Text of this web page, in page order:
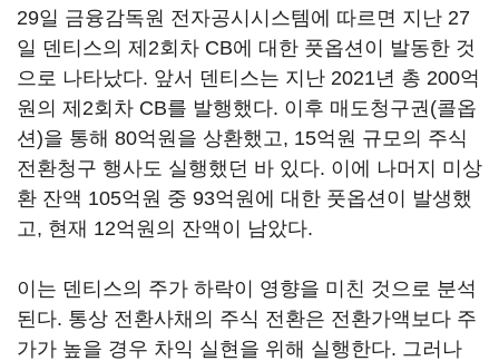
29일 금융감독원 전자공시시스템에 따르면 지난 27
일 덴티스의 제2회차 CB에 대한 풋옵션이 발동한 것
으로 나타났다. 앞서 덴티스는 지난 2021년 총 200억
원의 제2회차 CB를 발행했다. 이후 매도청구권(콜옵
션)을 통해 80억원을 상환했고, 15억원 규모의 주식
전환청구 행사도 실행했던 바 있다. 이에 나머지 미상
환 잔액 105억원 중 93억원에 대한 풋옵션이 발생했
고, 현재 12억원의 잔액이 남았다.
이는 덴티스의 주가 하락이 영향을 미친 것으로 분석
된다. 통상 전환사채의 주식 전환은 전환가액보다 주
가가 높을 경우 차익 실현을 위해 실행한다. 그러나